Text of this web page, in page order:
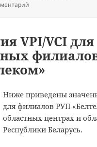
VPI/VCI для
Ниже приведены
для филиалов РУП
областных центрах и
Республики Беларусь.